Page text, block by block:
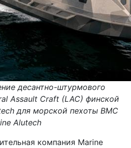
десантно-штурмового
Assault Craft (LAC) финской
для морской пехоты ВМС
Alutech
компания Marine